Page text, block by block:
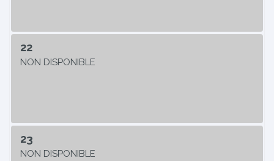
22
NON DISPONIBLE
23
NON DISPONIBLE